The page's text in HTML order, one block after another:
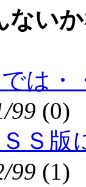
ない
は・
99 (0)
Ｓ
99 (1)